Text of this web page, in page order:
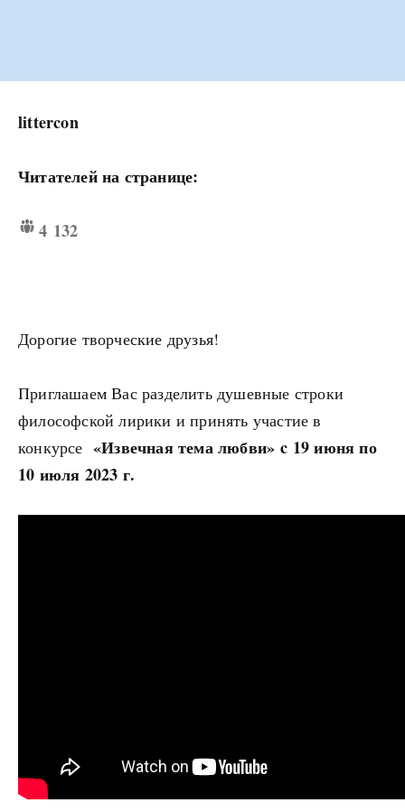
littercon
Читателей на странице:
4 132
Дорогие творческие друзья!
Приглашаем Вас разделить душевные строки
философской лирики и принять участие в
конкурсе «Извечная тема любви» c 19 июня по
10 июля 2023 г.